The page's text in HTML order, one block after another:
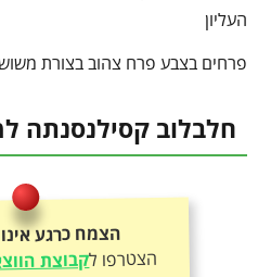
העליון
פרחים בצבע פרח צהוב בצורת
חלבלוב קסילנסנתה
הצמח כרגע
הצטרפו לקבוצת